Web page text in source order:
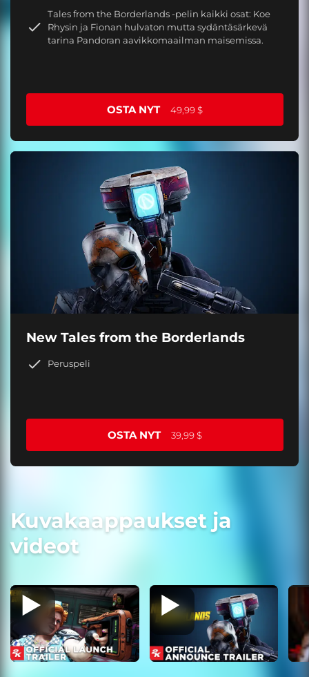
Tales from the Borderlands -pelin kaikki osat: Koe
Rhysin ja Fionan hulvaton mutta sydäntäsärkevä
tarina Pandoran aavikkomaailman maisemissa.
OSTA NYT 49,99 $
New Tales from the Borderlands
Peruspeli
OSTA NYT 39,99 $
Kuvakaappaukset ja
videot